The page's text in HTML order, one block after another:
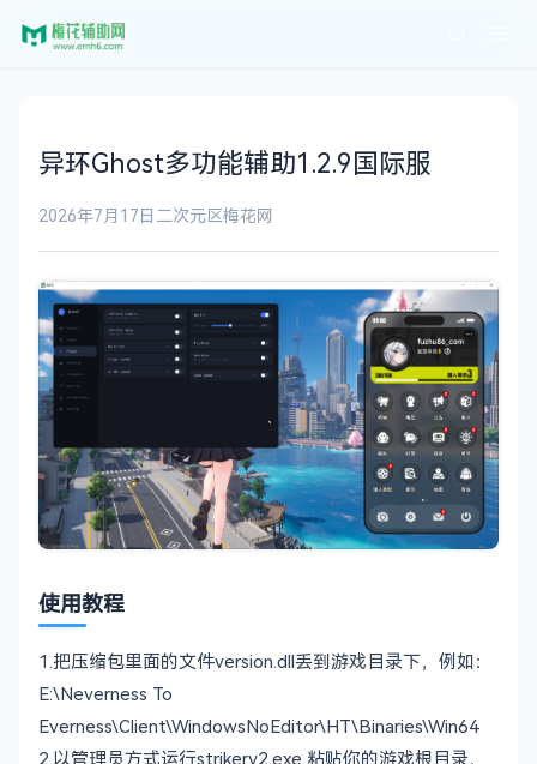
异环Ghost多功能辅助1.2.9国际服
2026年7月17日 二次元区梅花网
使用教程
1.把压缩包里面的文件version.dll丢到游戏目录下，例如：
E:\Neverness To
Everness\Client\WindowsNoEditor\HT\Binaries\Win64
2.以管理员方式运行strikerv2.exe,粘贴你的游戏根目录，